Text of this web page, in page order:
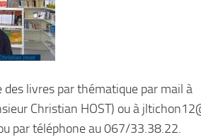
des livres par thématique par mail à
Christian HOST) ou à
par téléphone au 067/33.38.22.